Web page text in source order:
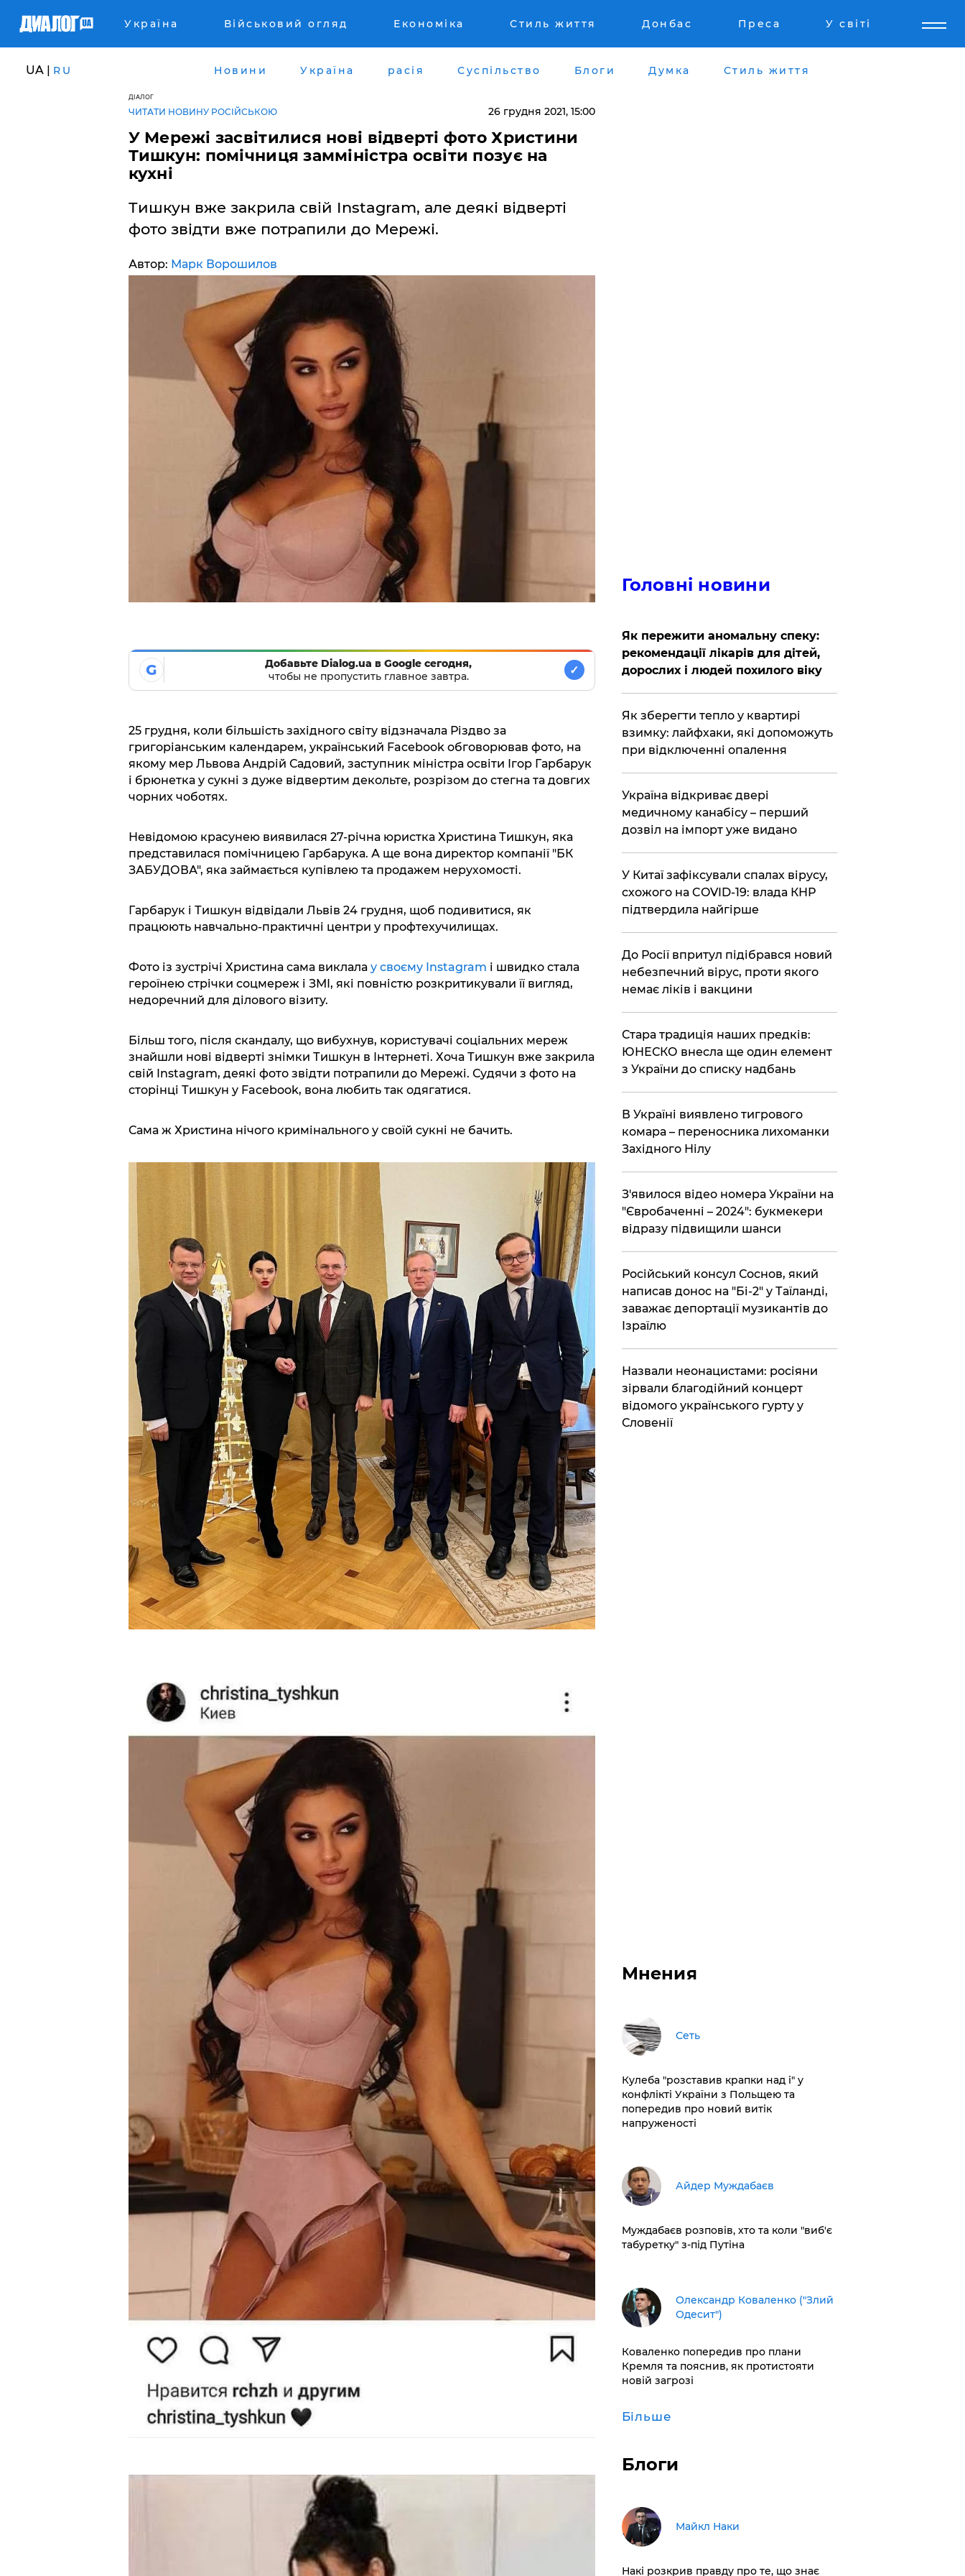
Україна Військовий огляд Економіка Стиль життя Донбас Преса У світі
UA | RU Новини Україна расія Суспільство Блоги Думка Стиль життя
ДІАЛОГ
ЧИТАТИ НОВИНУ РОСІЙСЬКОЮ 26 грудня 2021, 15:00
У Мережі засвітилися нові відверті фото Христини
Тишкун: помічниця замміністра освіти позує на
кухні
Тишкун вже закрила свій Instagram, але деякі відверті
фото звідти вже потрапили до Мережі.
Автор: Марк Ворошилов
G
Добавьте Dialog.ua в Google сегодня,
чтобы не пропустить главное завтра.
✓
25 грудня, коли більшість західного світу відзначала Різдво за
григоріанським календарем, український Facebook обговорював фото, на
якому мер Львова Андрій Садовий, заступник міністра освіти Ігор Гарбарук
і брюнетка у сукні з дуже відвертим декольте, розрізом до стегна та довгих
чорних чоботях.
Невідомою красунею виявилася 27-річна юристка Христина Тишкун, яка
представилася помічницею Гарбарука. А ще вона директор компанії "БК
ЗАБУДОВА", яка займається купівлею та продажем нерухомості.
Гарбарук і Тишкун відвідали Львів 24 грудня, щоб подивитися, як
працюють навчально-практичні центри у профтехучилищах.
Фото із зустрічі Христина сама виклала у своєму Instagram і швидко стала
героїнею стрічки соцмереж і ЗМІ, які повністю розкритикували її вигляд,
недоречний для ділового візиту.
Більш того, після скандалу, що вибухнув, користувачі соціальних мереж
знайшли нові відверті знімки Тишкун в Інтернеті. Хоча Тишкун вже закрила
свій Instagram, деякі фото звідти потрапили до Мережі. Судячи з фото на
сторінці Тишкун у Facebook, вона любить так одягатися.
Сама ж Христина нічого кримінального у своїй сукні не бачить.
Головні новини
Як пережити аномальну спеку:
рекомендації лікарів для дітей,
дорослих і людей похилого віку
Як зберегти тепло у квартирі
взимку: лайфхаки, які допоможуть
при відключенні опалення
Україна відкриває двері
медичному канабісу – перший
дозвіл на імпорт уже видано
У Китаї зафіксували спалах вірусу,
схожого на COVID-19: влада КНР
підтвердила найгірше
До Росії впритул підібрався новий
небезпечний вірус, проти якого
немає ліків і вакцини
Стара традиція наших предків:
ЮНЕСКО внесла ще один елемент
з України до списку надбань
В Україні виявлено тигрового
комара – переносника лихоманки
Західного Нілу
З'явилося відео номера України на
"Євробаченні – 2024": букмекери
відразу підвищили шанси
Російський консул Соснов, який
написав донос на "Бі-2" у Таїланді,
заважає депортації музикантів до
Ізраїлю
Назвали неонацистами: росіяни
зірвали благодійний концерт
відомого українського гурту у
Словенії
Мнения
Сеть
Кулеба "розставив крапки над і" у
конфлікті України з Польщею та
попередив про новий витік
напруженості
Айдер Муждабаєв
Муждабаєв розповів, хто та коли "виб'є
табуретку" з-під Путіна
Олександр Коваленко ("Злий
Одесит")
Коваленко попередив про плани
Кремля та пояснив, як протистояти
новій загрозі
Більше
Блоги
Майкл Наки
Накі розкрив правду про те, що знає